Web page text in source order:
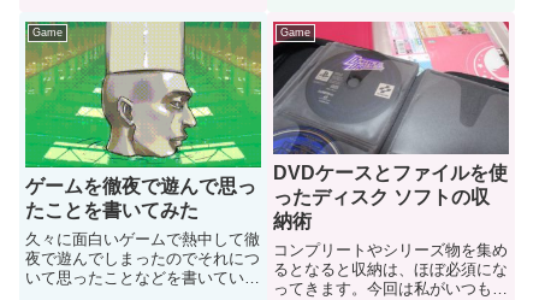
ば
Game
ゲームを徹夜で遊んで思っ
たことを書いてみた
久々に面白いゲームで熱中して徹
夜で遊んでしまったのでそれにつ
いて思ったことなどを書いていき
Game
DVDケースとファイルを使
ったディスク ソフトの収
納術
コンプリートやシリーズ物を集め
るとなると収納は、ほぼ必須にな
ってきます。今回は私がいつも使